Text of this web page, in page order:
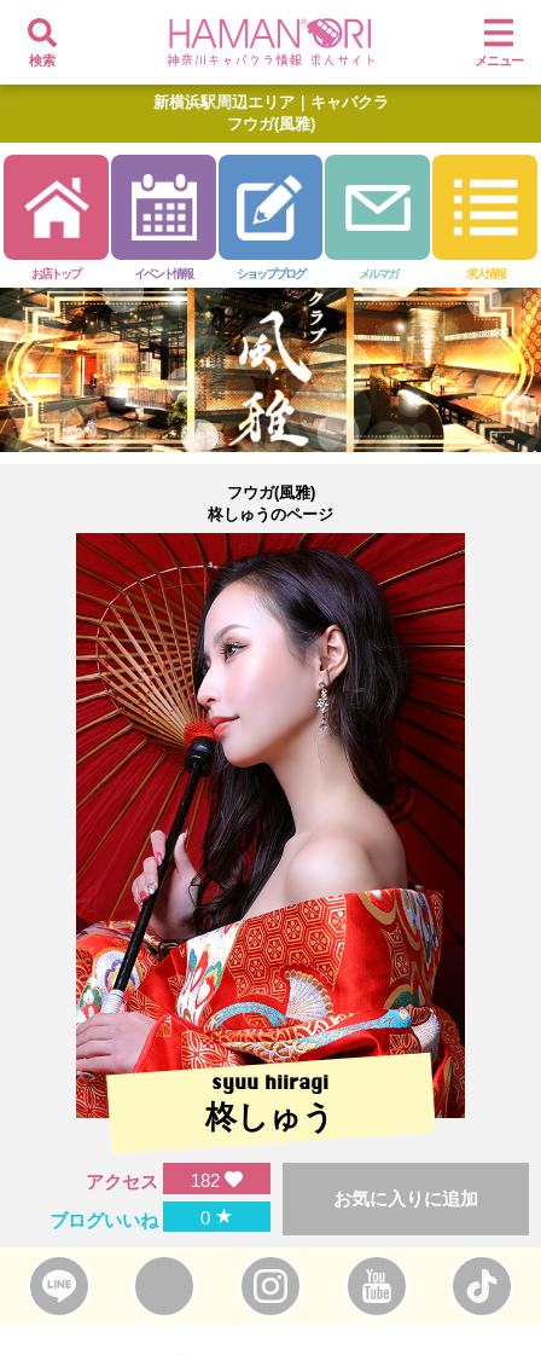
検索 メニュー
新横浜駅周辺エリア｜キャバクラ
フウガ(風雅)
お店トップ イベント情報 ショップブログ メルマガ 求人情報
フウガ(風雅)
柊しゅうのページ
syuu hiiragi
柊しゅう
アクセス
182
ブログいいね
0 ★
お気に入りに追加